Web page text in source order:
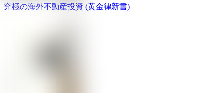
究極の海外不動産投資 (黄金律新書)